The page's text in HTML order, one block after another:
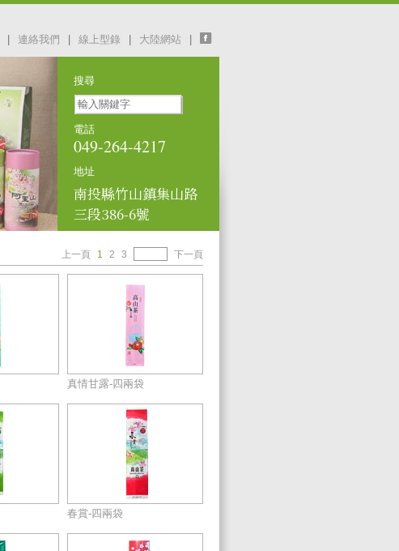
大陸網站
線上型錄
連絡我們
搜尋
電話
049-264-4217
地址
南投縣竹山鎮集山路
三段386-6號
上一頁 1 2 3 下一頁
真情甘露-四兩袋
春賞-四兩袋